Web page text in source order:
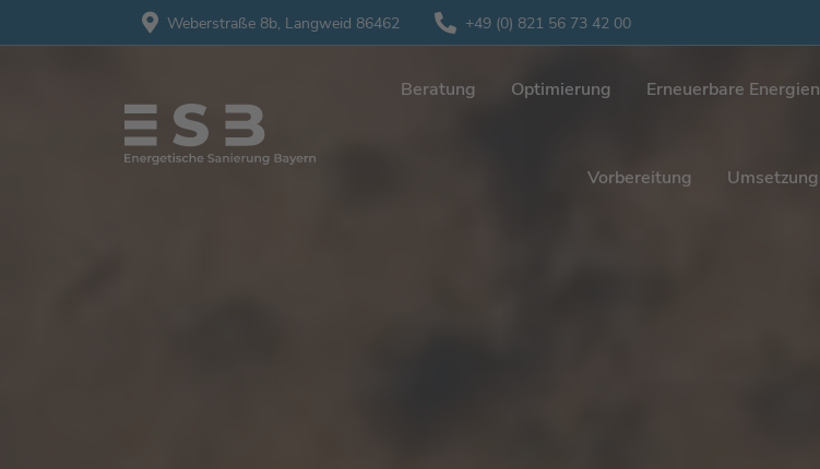
Weberstraße 8b, Langweid 86462 +49 (0) 821 56 73 42 00
Beratung Optimierung Erneuerbare Energien
Vorbereitung Umsetzung